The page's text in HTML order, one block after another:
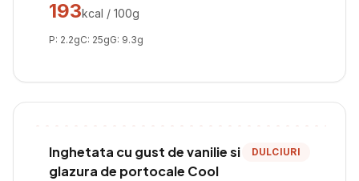
193kcal / 100g
P: 2.2gC: 25gG: 9.3g
Inghetata cu gust de vanilie si
glazura de portocale Cool
DULCIURI